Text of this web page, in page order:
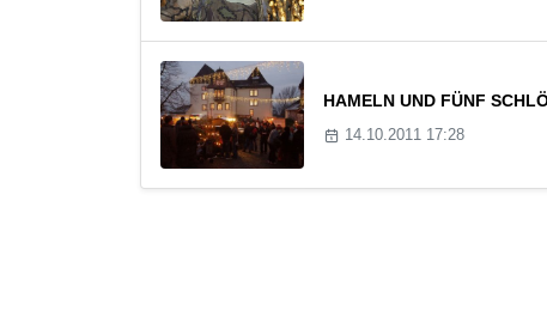
HAMELN UND FÜNF
14.10.2011 17:28